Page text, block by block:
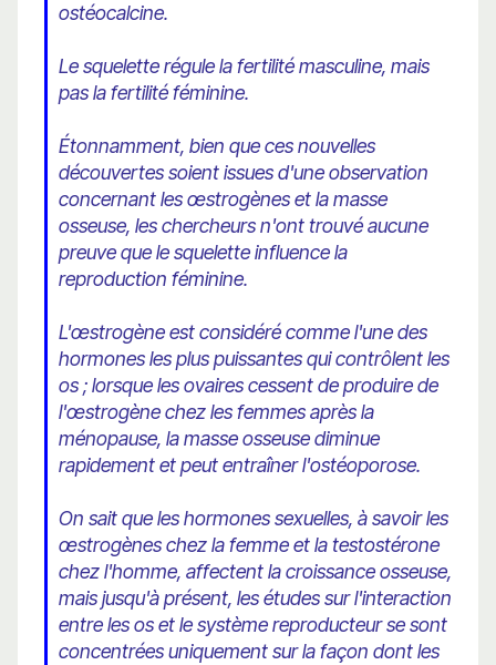
ostéocalcine.
Le squelette régule la fertilité masculine, mais
pas la fertilité féminine.
Étonnamment, bien que ces nouvelles
découvertes soient issues d'une observation
concernant les œstrogènes et la masse
osseuse, les chercheurs n'ont trouvé aucune
preuve que le squelette influence la
reproduction féminine.
L'œstrogène est considéré comme l'une des
hormones les plus puissantes qui contrôlent les
os ; lorsque les ovaires cessent de produire de
l'œstrogène chez les femmes après la
ménopause, la masse osseuse diminue
rapidement et peut entraîner l'ostéoporose.
On sait que les hormones sexuelles, à savoir les
œstrogènes chez la femme et la testostérone
chez l'homme, affectent la croissance osseuse,
mais jusqu'à présent, les études sur l'interaction
entre les os et le système reproducteur se sont
concentrées uniquement sur la façon dont les